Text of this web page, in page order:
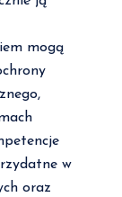
mogą
w
oraz